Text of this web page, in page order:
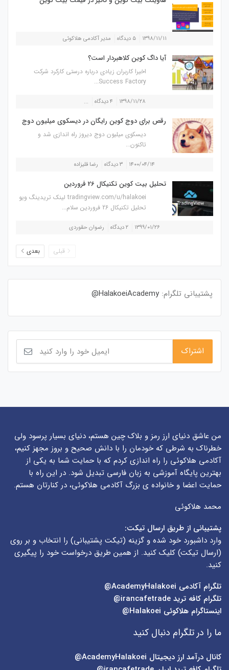
۱۳۹۸/۱۱/۱۱ ۵ دیدگاه مدیر آکادمی هلاکوئی
آیا داگ کوین کلاهبردار است؟
اخیرا کاربران زیادی درباره درستی کارکرد شرکت
Success Factory...
۱۳۹۸/۱۱/۲۸ ۴ دیدگاه ...
رقص برای دوج کوین رایگان در دیسکوی میلیون دوج
دیسکوی میلیون دوج دیروز راه اندازی شد و
تاکنون...
۱۴۰۰/۰۴/۱۴ ۳ دیدگاه رضا قلیزاده
تحلیل بیت کوین تکنیکال 26 فروردین
tradingview.com/u/halakoei لینک تریدینگ ویو
تحلیل تکنیکال 26 فروردین سلام...
۱۳۹۹/۰۱/۲۶ ۲ دیدگاه رضوان حقوردی
قبلی بعدی
پشتیبانی تلگرام: HalakoeiAcademy@
من عاشق دنیای ارز رمز و بلاک چین هستم، دنیای بسیار پرسود ولی
خطرناک به شرطی که خودمان را با دانش صحیح و بروز مجهز کنیم،
آکادمی هلاکوئی را راه اندازی کردم که با حمایت شما به یکی از
بهترین پایگاه آموزشی به زبان فارسی تبدیل شود. در این راه با
حمایت اعضا و خانواده ی بزرگ آکادمی هلاکوئی، در کنارتان هستم.
محمد هلاکوئی
پشتیبانی از طریق ارسال تیکت:
وارد داشبورد خود شده و گزینه (تیکت پشتیبانی) را انتخاب و بر روی
(ارسال تیکت) کلیک کنید. از همین طریق درخواست خود را پیگیری
کنید.
تلگرام آکادمی
تلگرام کافه ترید irancafetrade@
اینستاگرام هلاکوئی Halakoei@
ما را در تلگرام دنبال کنید
کانال درآمد ارز دیجیتال AcademyHalakoei@